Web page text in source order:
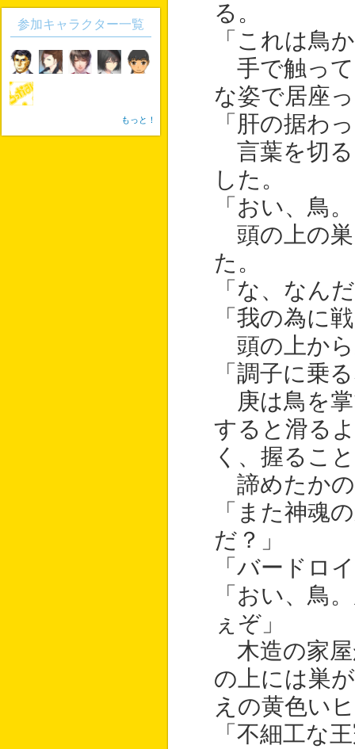
る。
「これは鳥
手で触って
な姿で居座
「肝の据わ
言葉を切る
した。
「おい、鳥
頭の上の巣
た。
「な、なん
「我の為に
頭の上から
「調子に乗
庚は鳥を掌
すると滑る
く、握るこ
諦めたかの
「また神魂
だ？」
「バードロ
「おい、鳥
ぇぞ」
木造の家屋
の上には巣
えの黄色い
「不細工な
参加キャラクター一覧
もっと！